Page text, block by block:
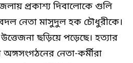
প্রকাশ্য দিবালোকে গুলি
নেতা মাসুদুল হক চৌধুরীকে।
ছড়িয়ে পড়েছে। হত্যার
নেতা-কর্মীরা